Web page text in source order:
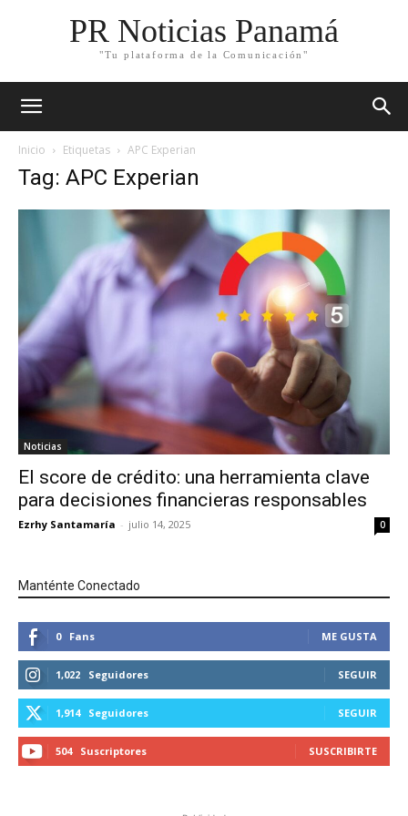
PR Noticias Panamá
"Tu plataforma de la Comunicación"
Inicio Etiquetas APC Experian
Tag: APC Experian
Noticias
El score de crédito: una herramienta clave
para decisiones financieras responsables
Ezrhy Santamaría - julio 14, 2025 0
Manténte Conectado
0 Fans ME GUSTA
1,022 Seguidores SEGUIR
1,914 Seguidores SEGUIR
504 Suscriptores SUSCRIBIRTE